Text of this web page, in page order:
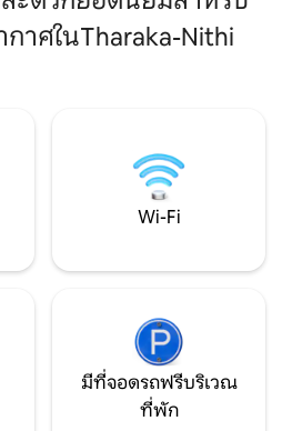
สำหรับ
ร์นิเจอร์ทันสมัย
เบียงคู่ทั้งด้าน
นๆ อีกมากมาย
ระเบียงบนดาดฟ้า บ้านพักแห่งนี้ตั้งอยู่ใน
ตำแหน่งที่ดีทำให้ไ
ย่านที่ปลอดภัยมา
าศในTharaka-Nithi
Wi-Fi
มีที่จอดรถฟรีบริเวณ
ที่พัก